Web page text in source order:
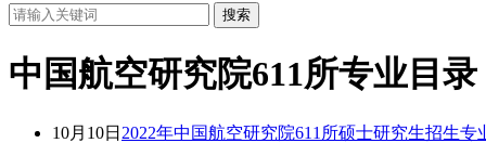
中国航空研究院611所专业目录
10月10日 2022年中国航空研究院611所硕士研究生招生专